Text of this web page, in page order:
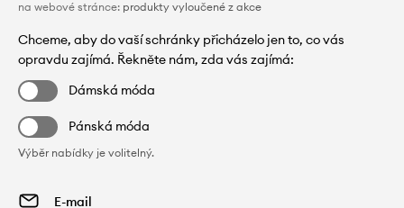
na webové stránce: produkty vyloučené z akce
Chceme, aby do vaší schránky přicházelo jen to, co vás
opravdu zajímá. Řekněte nám, zda vás zajímá:
Dámská móda
Pánská móda
Výběr nabídky je volitelný.